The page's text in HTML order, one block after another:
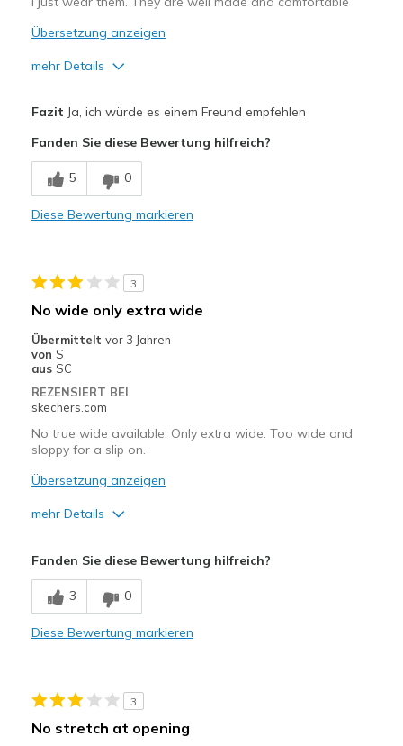
Übersetzung anzeigen
mehr Details
Durable
Geeignete Verwendung
Casual Wear
View On Shoes
Shoes are for Wearing
Fazit Ja, ich würde es einem Freund empfehlen
Fanden Sie diese Bewertung hilfreich?
5 0
Diese Bewertung markieren
3
No wide only extra wide
Übermittelt vor 3 Jahren
von S
aus SC
REZENSIERT BEI
skechers.com
No true wide available. Only extra wide. Too wide and
sloppy for a slip on.
Übersetzung anzeigen
mehr Details
Geeignete Verwendung
Casual Wear
Sizing
Fanden Sie diese Bewertung hilfreich?
3 0
Diese Bewertung markieren
3
No stretch at opening